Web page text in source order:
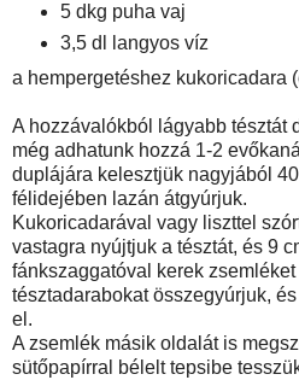
5 dkg puha vaj
3,5 dl langyos víz
a hempergetéshez kukoricadara
A hozzávalókból lágyabb tésztát
még adhatunk hozzá 1-2
duplájára kelesztjük nagyjából
félidejében lazán átgyúrjuk.
Kukoricadarával vagy liszttel
vastagra nyújtjuk a tésztát, és 9
fánkszaggatóval kerek
tésztadarabokat összegyúrjuk,
el.
A zsemlék másik oldalát is
sütőpapírral bélelt tepsibe